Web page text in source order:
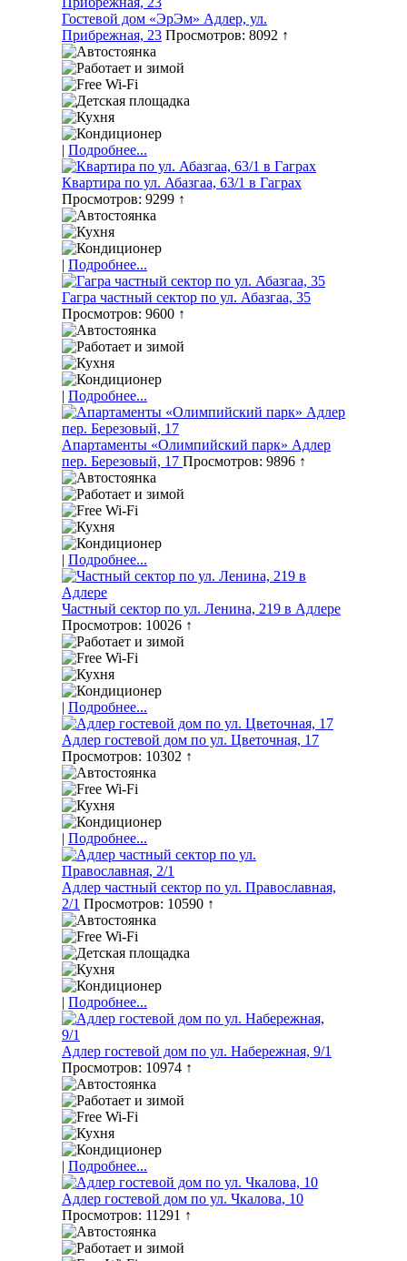
Гостевой дом «ЭрЭм» Адлер, ул.
Прибрежная, 23 Просмотров: 8092 ↑
| Подробнее...
Квартира по ул. Абазгаа, 63/1 в Гаграх
Просмотров: 9299 ↑
| Подробнее...
Гагра частный сектор по ул. Абазгаа, 35
Просмотров: 9600 ↑
| Подробнее...
Апартаменты «Олимпийский парк» Адлер
пер. Березовый, 17 Просмотров: 9896 ↑
| Подробнее...
Частный сектор по ул. Ленина, 219 в Адлере
Просмотров: 10026 ↑
| Подробнее...
Адлер гостевой дом по ул. Цветочная, 17
Просмотров: 10302 ↑
| Подробнее...
Адлер частный сектор по ул. Православная,
2/1 Просмотров: 10590 ↑
| Подробнее...
Адлер гостевой дом по ул. Набережная, 9/1
Просмотров: 10974 ↑
| Подробнее...
Адлер гостевой дом по ул. Чкалова, 10
Просмотров: 11291 ↑